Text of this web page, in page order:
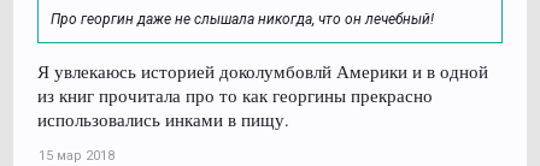
Про георгин даже не слышала никогда, что он лечебный!
Я увлекаюсь историей доколумбовлй Америки и в одной
из книг прочитала про то как георгины прекрасно
использовались инками в пищу.
15 мар 2018